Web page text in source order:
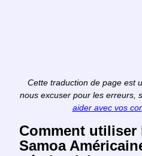
Cette traduction de page est
nous excuser pour les erreurs,
aider avec vos
Comment utiliser
Samoa